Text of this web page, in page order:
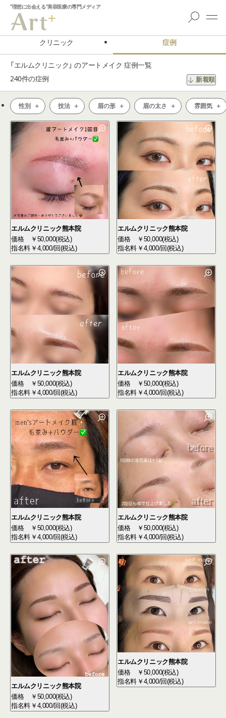
”理想に出会える”美容医療の専門メディア
クリニック 症例
「エルムクリニック」 のアートメイク 症例一覧
240件の症例 新着順
性別 技法 眉の形 眉の太さ 雰囲気
エルムクリニック熊本院
価格
￥50,000(税込)
指名料 ￥4,000/回(税込)
エルムクリニック熊本院
価格
￥50,000(税込)
指名料 ￥4,000/回(税込)
エルムクリニック熊本院
価格
￥50,000(税込)
指名料 ￥4,000/回(税込)
エルムクリニック熊本院
価格
￥50,000(税込)
指名料 ￥4,000/回(税込)
エルムクリニック熊本院
価格
￥50,000(税込)
指名料 ￥4,000/回(税込)
エルムクリニック熊本院
価格
￥50,000(税込)
指名料 ￥4,000/回(税込)
エルムクリニック熊本院
価格
￥50,000(税込)
指名料 ￥4,000/回(税込)
エルムクリニック熊本院
価格
￥50,000(税込)
指名料 ￥4,000/回(税込)